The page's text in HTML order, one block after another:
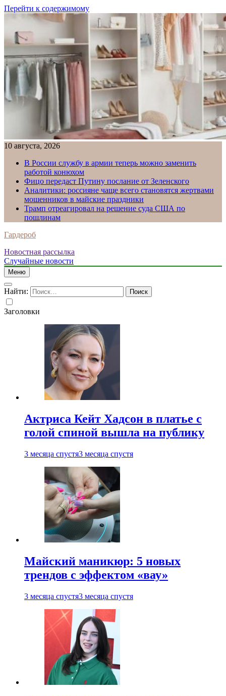
Перейти к содержимому
10 августа, 2026
В России службу в армии теперь можно заменить
работой конюхом
Фицо передаст Путину послание от Зеленского
Аналитики: россияне чаще всего становятся жертвами
мошенников в майские праздники
Трамп отреагировал на решение суда США по
пошлинам
Гардероб
Новостная рассылка
Случайные новости
Меню
Найти:
Заголовки
Актриса Кейт Хадсон в платье с
голой спиной вышла на публику
3 месяца спустя3 месяца спустя
Майский маникюр: 5 новых
трендов с эффектом «вау»
3 месяца спустя3 месяца спустя